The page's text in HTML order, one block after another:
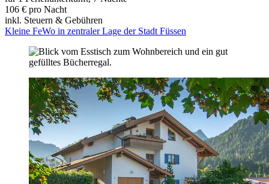
106 € pro Nacht
inkl. Steuern & Gebühren
Kleine FeWo in zentraler Lage der Stadt Füssen